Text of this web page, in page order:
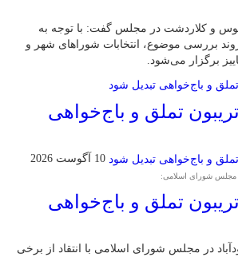
و کلاردشت در مجلس گفت: با توجه به
بررسی موضوع، انتخابات شوراهای شهر و
برگزار می‌شود.
تریبون تملق و باج‌خواهی
10 آگوست 2026
مجلس شورای اسلامی:
تریبون تملق و باج‌خواهی
در مجلس شورای اسلامی با انتقاد از برخی